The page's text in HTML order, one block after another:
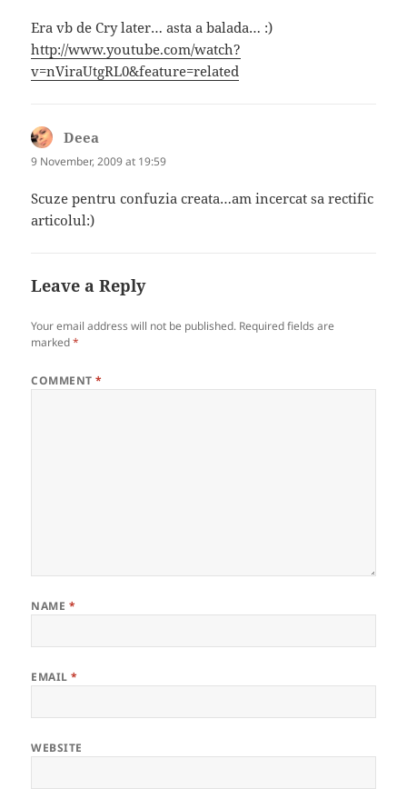
Era vb de Cry later… asta a balada… :)
http://www.youtube.com/watch?
v=nViraUtgRL0&feature=related
Deea
9 November, 2009 at 19:59
Scuze pentru confuzia creata…am incercat sa rectific
articolul:)
Leave a Reply
Your email address will not be published. Required fields are
marked*
COMMENT*
NAME *
EMAIL*
WEBSITE